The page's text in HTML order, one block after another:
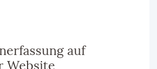
auf
Website